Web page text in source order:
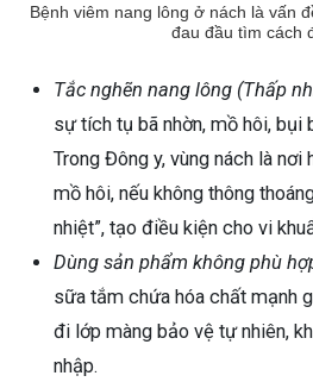
Bệnh viêm nang lông ở nách là vấn
đau đầu tìm cách
Tắc nghẽn nang lông (Thấp
sự tích tụ bã nhờn, mồ hôi, bụi
Trong Đông y, vùng nách là nơi
mồ hôi, nếu không thông
nhiệt”, tạo điều kiện cho vi
Dùng sản phẩm không phù
sữa tắm chứa hóa chất mạnh
đi lớp màng bảo vệ tự nhiên,
nhập.